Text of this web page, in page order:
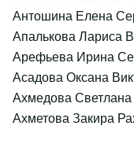
Антошина Елена
Апалькова Лариса
Арефьева Ирина
Асадова Оксана
Ахмедова
Ахметова Закира